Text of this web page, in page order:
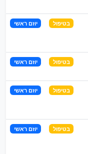
בטיפול יוזם ראשי
בטיפול יוזם ראשי
בטיפול יוזם ראשי
בטיפול יוזם ראשי